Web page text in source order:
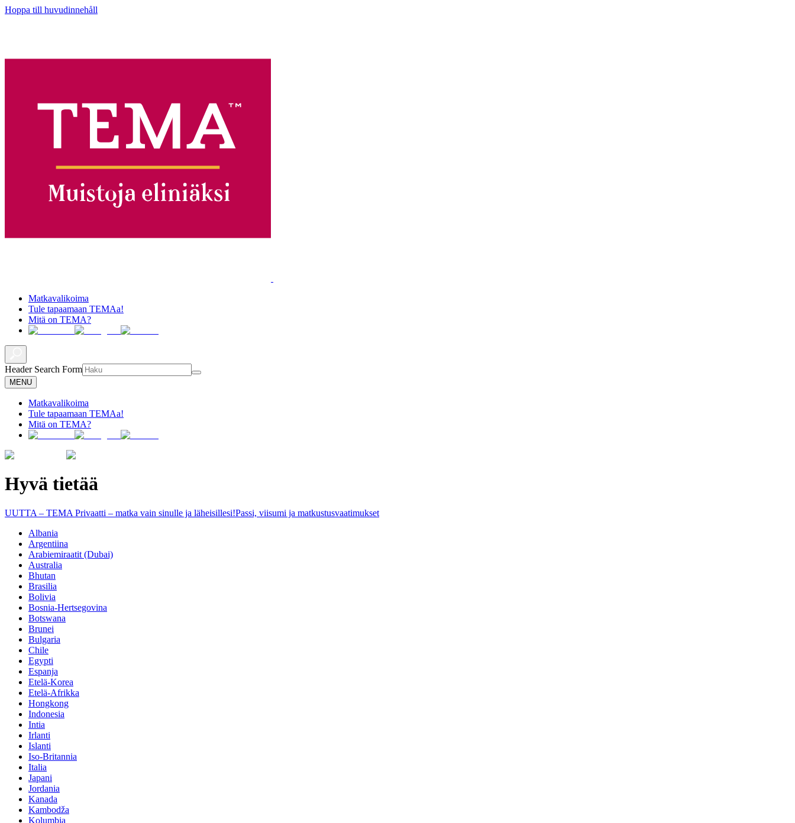
Hoppa till huvudinnehåll
Matkavalikoima
Tule tapaamaan TEMAa!
Mitä on TEMA?
Header Search Form
MENU
Matkavalikoima
Tule tapaamaan TEMAa!
Mitä on TEMA?
Hyvä tietää
UUTTA – TEMA Privaatti – matka vain sinulle ja läheisillesi!Passi, viisumi ja matkustusvaatimukset
Albania
Argentiina
Arabiemiraatit (Dubai)
Australia
Bhutan
Brasilia
Bolivia
Bosnia-Hertsegovina
Botswana
Brunei
Bulgaria
Chile
Egypti
Espanja
Etelä-Korea
Etelä-Afrikka
Hongkong
Indonesia
Intia
Irlanti
Islanti
Iso-Britannia
Italia
Japani
Jordania
Kanada
Kambodža
Kolumbia